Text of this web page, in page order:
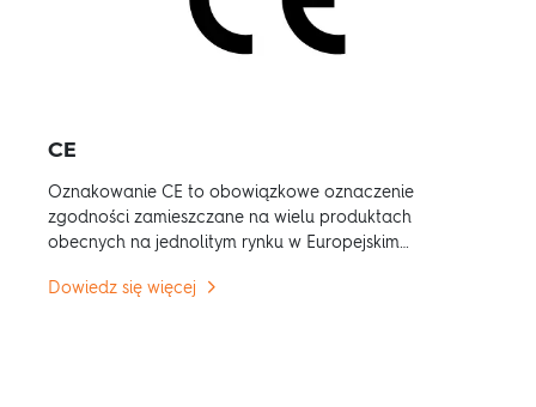
CE
Oznakowanie CE to obowiązkowe oznaczenie
zgodności zamieszczane na wielu produktach
obecnych na jednolitym rynku w Europejskim
Dowiedz się więcej